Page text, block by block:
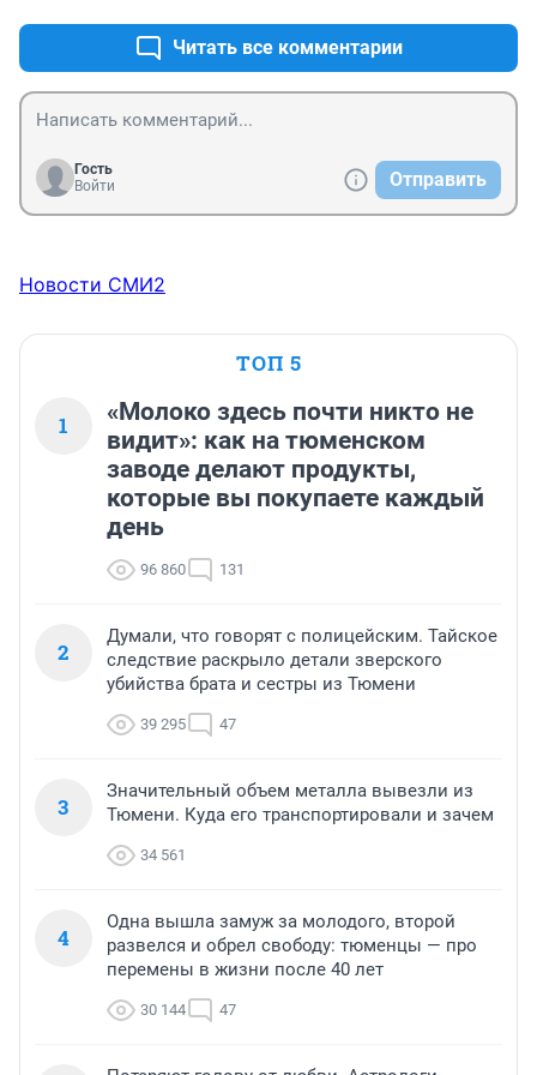
Читать все комментарии
Гость
Войти
Отправить
Новости СМИ2
ТОП 5
1
«Молоко здесь почти никто не
видит»: как на тюменском
заводе делают продукты,
которые вы покупаете каждый
день
96 860 131
2
Думали, что говорят с полицейским. Тайское
следствие раскрыло детали зверского
убийства брата и сестры из Тюмени
39 295 47
3
Значительный объем металла вывезли из
Тюмени. Куда его транспортировали и зачем
34 561
4
Одна вышла замуж за молодого, второй
развелся и обрел свободу: тюменцы — про
перемены в жизни после 40 лет
30 144 47